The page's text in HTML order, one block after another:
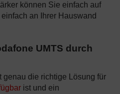
können Sie einfach auf
an Ihrer Hauswand
UMTS durch
genau die richtige Lösung für
ist und ein